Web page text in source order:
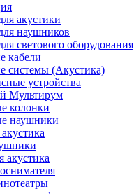
акустики
наушников
светового оборудования
кабели
системы (Акустика)
устройства
Мультирум
колонки
наушники
акустика